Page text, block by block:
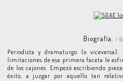
Biografía. /
Periodista y dramaturgo (o
limitaciones de esa primera faceta le
de los cajones. Empezó escribiendo
éxito, a juzgar por aquello tan